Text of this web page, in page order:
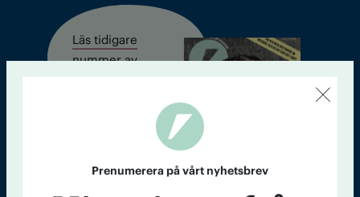
Läs tidigare
nummer av
Accent
Prenumerera på vårt nyhetsbrev